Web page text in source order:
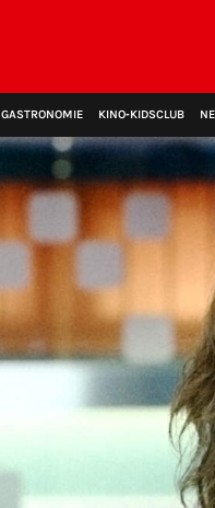
GASTRONOMIE KINO‑KIDSCLUB